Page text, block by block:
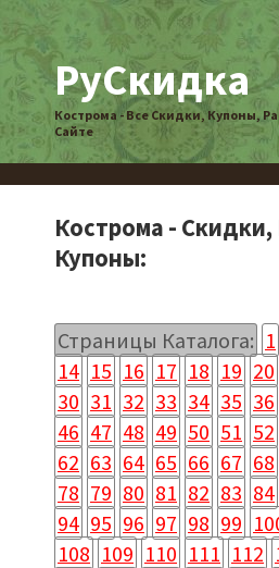
РуСкидка
Кострома - Все Скидки, Купоны,
Сайте
Кострома -
Купоны:
Страницы Каталога: 1
14 15 16 17 18 19 20
30 31 32 33 34 35 36
46 47 48 49 50 51 52
62 63 64 65 66 67 68
78 79 80 81 82 83 84
94 95 96 97 98 99
108 109 110 111 112